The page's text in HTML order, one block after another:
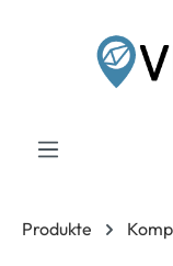
Produkte